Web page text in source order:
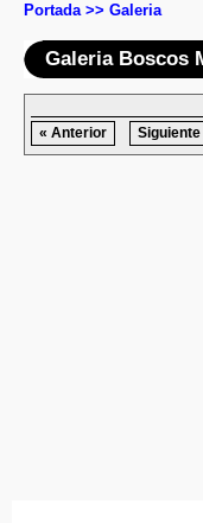
Portada >> Galeria
Galeria Boscos
« Anterior
Siguiente